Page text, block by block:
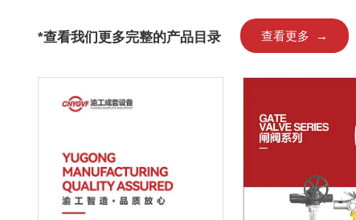
*查看我们更多完整的产品目录 查看更多 →